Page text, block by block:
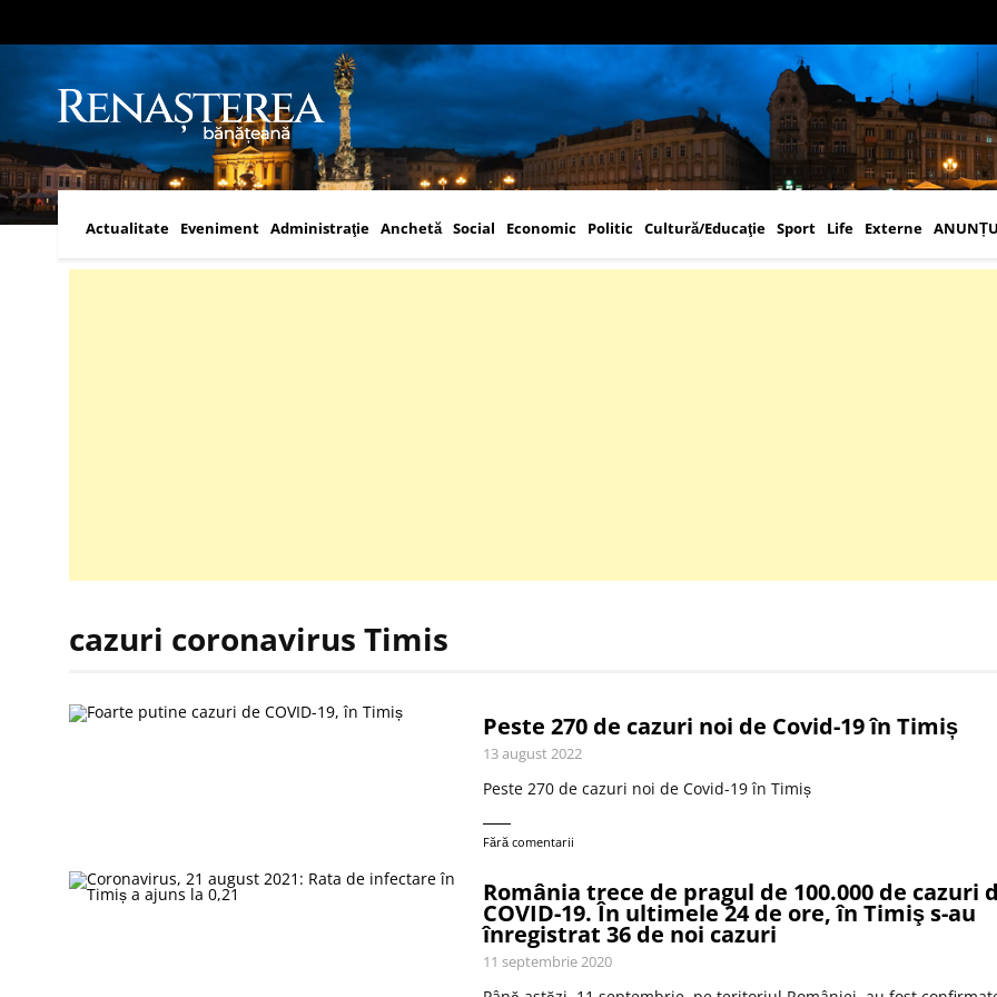
Actualitate Eveniment Administraţie Anchetă Social Economic Politic Cultură/Educaţie Sport Life Externe
cazuri coronavirus Timis
Peste 270 de cazuri noi de Covid-19 în Timiș
13 august 2022
Peste 270 de cazuri noi de Covid-19 în Timiș
Fără comentarii
România trece de pragul de 100.000 de cazuri
COVID-19. În ultimele 24 de ore, în Timiş s-au
înregistrat 36 de noi cazuri
11 septembrie 2020